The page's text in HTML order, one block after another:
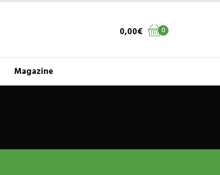
0
0,00€
Magazine